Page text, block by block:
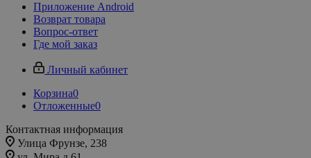
Приложение Android
Возврат товара
Вопрос-ответ
Где мой заказ
Личный кабинет
Корзина0
Отложенные0
Контактная информация
Улица Фрунзе, 238​